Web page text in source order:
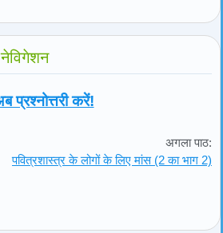
नेविगेशन
प्रश्नोत्तरी करें!
अगला पाठ:
पवित्रशास्त्र के लोगों के लिए मांस (2 का भाग 2)